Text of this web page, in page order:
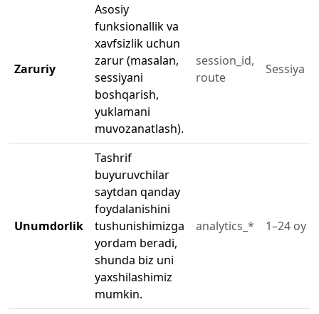
Zaruriy
Asosiy
funksionallik va
xavfsizlik uchun
zarur (masalan,
sessiyani
boshqarish,
yuklamani
muvozanatlash).
session_id,
route
Sessiya
Unumdorlik
Tashrif
buyuruvchilar
saytdan qanday
foydalanishini
tushunishimizga
yordam beradi,
shunda biz uni
yaxshilashimiz
mumkin.
analytics_* 1–24 oy